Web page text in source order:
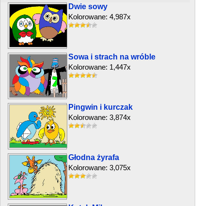
Dwie sowy
Kolorowane: 4,987x
Sowa i strach na wróble
Kolorowane: 1,447x
Pingwin i kurczak
Kolorowane: 3,874x
Głodna żyrafa
Kolorowane: 3,075x